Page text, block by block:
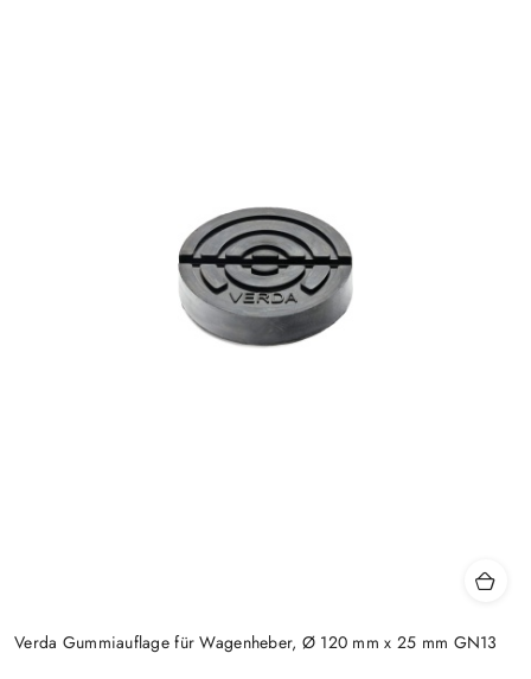
Verda Gummiauflage für Wagenheber, Ø 120 mm x 25 mm GN13